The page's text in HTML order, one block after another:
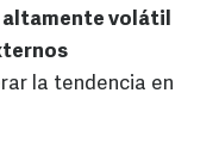
altamente volátil
la tendencia en